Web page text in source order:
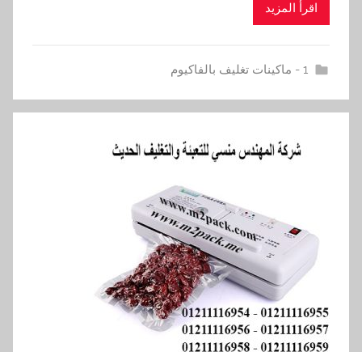
اقرأ المزيد
1 - ماكينات تغليف بالفاكيوم